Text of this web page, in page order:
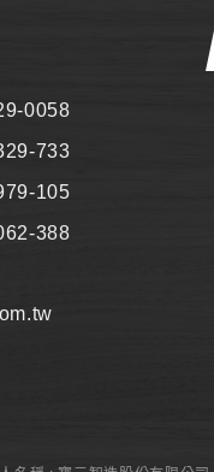
0058
733
105
388